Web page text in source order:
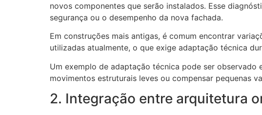
novos componentes que serão instalados. Esse
segurança ou o desempenho da nova fachada.
Em construções mais antigas, é comum encontrar
utilizadas atualmente, o que exige adaptação técnica
Um exemplo de adaptação técnica pode ser observado
movimentos estruturais leves ou compensar pequenas
2. Integração entre arquitetura